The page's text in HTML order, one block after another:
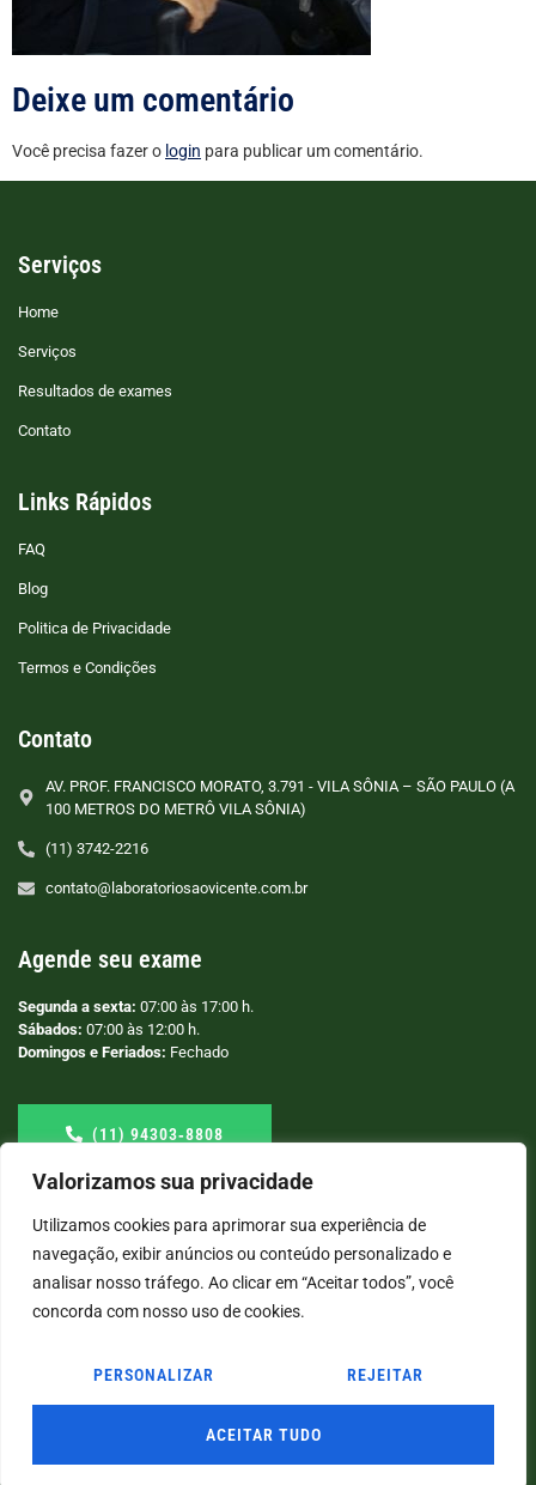
Valorizamos sua privacidade
Utilizamos cookies para aprimorar sua experiência de
navegação, exibir anúncios ou conteúdo personalizado e
analisar nosso tráfego. Ao clicar em “Aceitar todos”, você
concorda com nosso uso de cookies.
PERSONALIZAR REJEITAR
ACEITAR TUDO
Deixe um comentário
Você precisa fazer o login para publicar um comentário.
Serviços
Home
Serviços
Resultados de exames
Contato
Links Rápidos
FAQ
Blog
Politica de Privacidade
Termos e Condições
Contato
AV. PROF. FRANCISCO MORATO, 3.791 - VILA SÔNIA – SÃO PAULO (A
100 METROS DO METRÔ VILA SÔNIA)
(11) 3742-2216
contato@laboratoriosaovicente.com.br
Agende seu exame
Segunda a sexta: 07:00 às 17:00 h.
Sábados: 07:00 às 12:00 h.
Domingos e Feriados: Fechado
(11) 94303‑8808
© COPYRIGHT2026→ LABORATÓRIO SÃO VICENTE → POR: CONEKI - SOLUÇÕES DIGITAIS |